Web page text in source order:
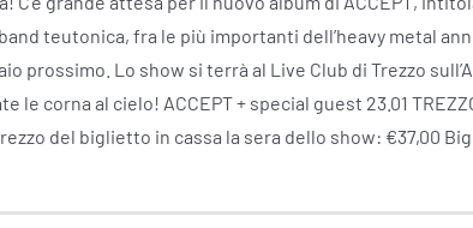
teutonica, fra le più importanti dell’heavy metal
prossimo. Lo show si terrà al Live Club di Trezzo
corna al cielo! ACCEPT + special guest 23.01 TREZZO
del biglietto in cassa la sera dello show: €37,00